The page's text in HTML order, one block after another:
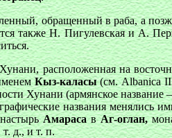
обращенный в раба, а
также Н. Пигулевская и А.
расположенная на
Кыз-каласы(см. Albanica
Хунани (армянское
названия менялись
АмарасавАг-оглан,
д., и т. п.